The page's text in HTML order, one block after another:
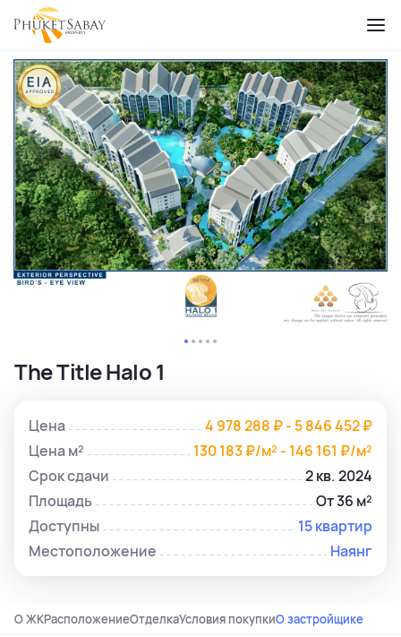
The Title Halo 1
Цена
4 978 288 ₽ - 5 846 452 ₽
Цена м²
130 183 ₽/м² - 146 161 ₽/м²
Срок сдачи
2 кв. 2024
Площадь
От 36 м²
Доступны
15 квартир
Местоположение
Наянг
О ЖКРасположениеОтделкаУсловия покупкиО застройщике